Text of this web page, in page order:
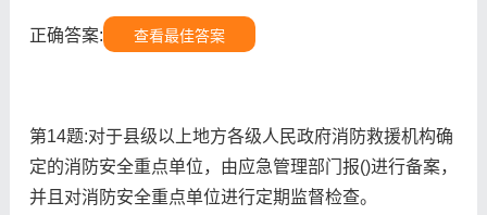
正确答案: 查看最佳答案
第14题:对于县级以上地方各级人民政府消防救援机构确
定的消防安全重点单位，由应急管理部门报()进行备案，
并且对消防安全重点单位进行定期监督检查。